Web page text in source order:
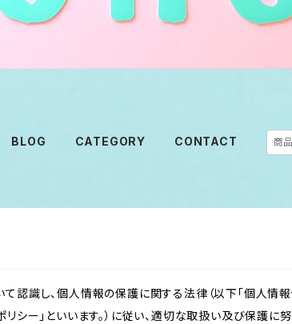
BLOG CATEGORY CONTACT
識し、個人情報の保護に関する法律（以下「個人情報
シー」といいます。）に従い、適切な取扱い及び保護に努